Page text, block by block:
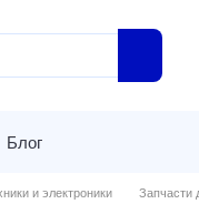
Блог
и электроники
Запчасти